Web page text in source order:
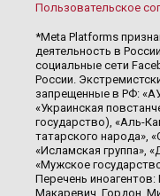
Пользовательское
*Meta Platforms
деятельность в
социальные сети
России.
запрещенные в РФ:
«Украинская
государство), «Аль-
татарского народа»,
«Исламская группа»,
«Мужское
Перечень
Макаревич, Гордон,